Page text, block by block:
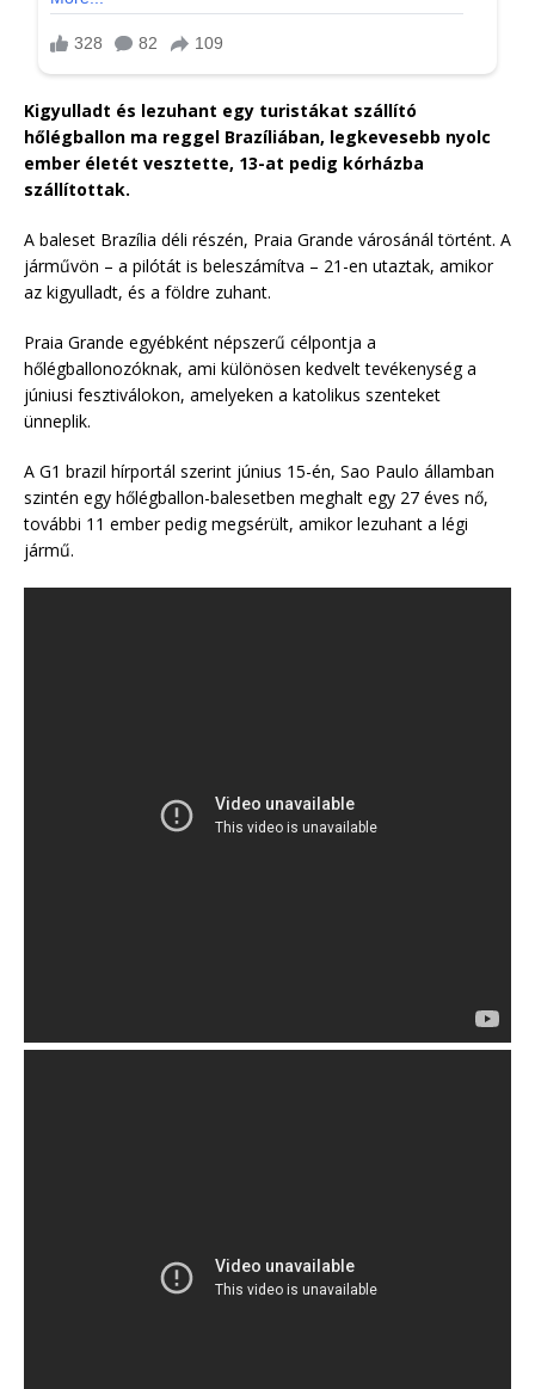
Kigyulladt és lezuhant egy turistákat szállító
hőlégballon ma reggel Brazíliában, legkevesebb nyolc
ember életét vesztette, 13-at pedig kórházba
szállítottak.
A baleset Brazília déli részén, Praia Grande városánál történt. A
járművön – a pilótát is beleszámítva – 21-en utaztak, amikor
az kigyulladt, és a földre zuhant.
Praia Grande egyébként népszerű célpontja a
hőlégballonozóknak, ami különösen kedvelt tevékenység a
júniusi fesztiválokon, amelyeken a katolikus szenteket
ünneplik.
A G1 brazil hírportál szerint június 15-én, Sao Paulo államban
szintén egy hőlégballon-balesetben meghalt egy 27 éves nő,
további 11 ember pedig megsérült, amikor lezuhant a légi
jármű.